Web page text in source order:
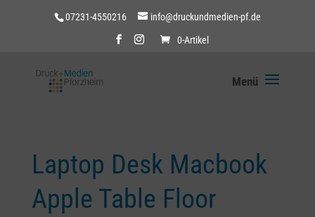
07231-4550216 info@druckundmedien-pf.de
0-Artikel
Laptop Desk Macbook
Apple Table Floor